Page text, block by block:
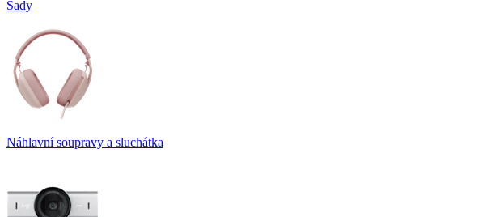
Sady
Náhlavní soupravy a sluchátka